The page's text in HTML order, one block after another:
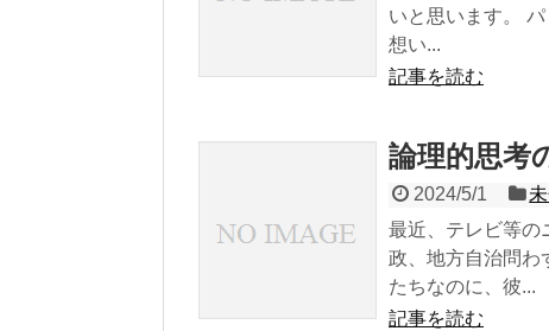
いと思います。
想い...
記事を読む
論理的思考
2024/5/1
最近、テレビ等の
政、地方自治問わ
たちなのに、彼...
記事を読む